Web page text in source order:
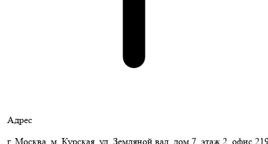
Адрес
г. Москва, м. Курская, ул. Земляной вал, дом 7, этаж 2, офис